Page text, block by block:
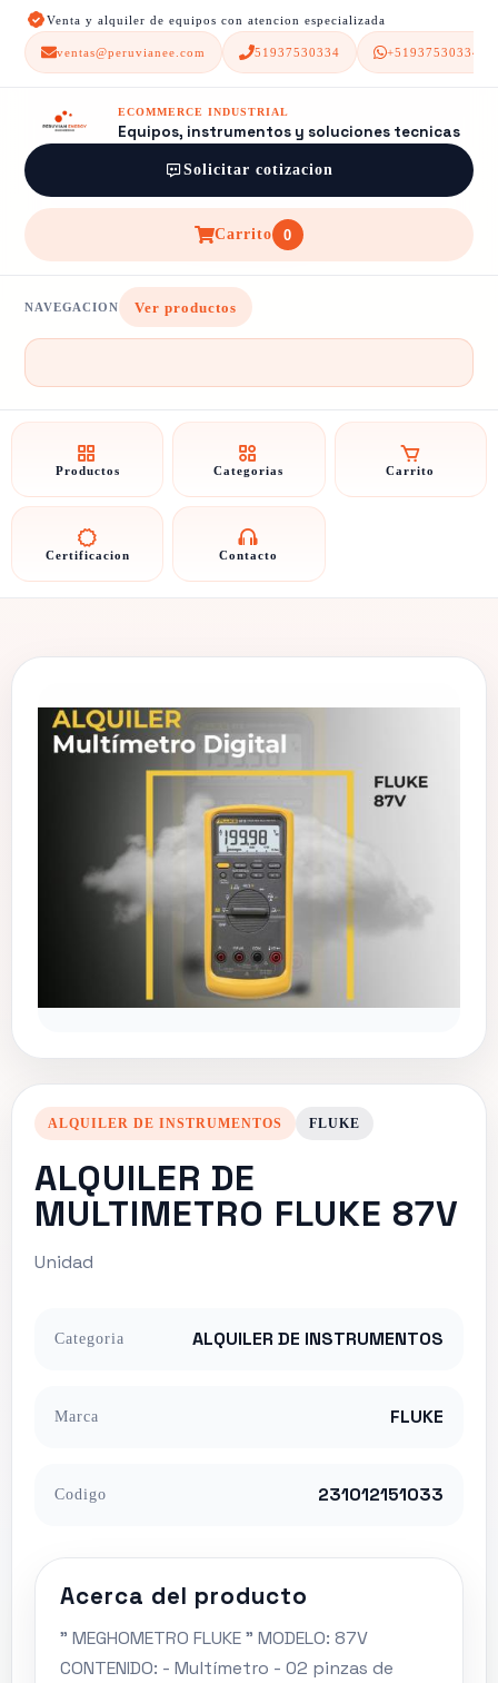
Venta y alquiler de equipos con atencion especializada
ventas@peruvianee.com 51937530334 +51937530334
ECOMMERCE INDUSTRIAL
Equipos, instrumentos y soluciones tecnicas
Solicitar cotizacion
Carrito 0
NAVEGACION Ver productos
Productos Categorias Carrito
Certificacion Contacto
ALQUILER DE INSTRUMENTOS FLUKE
ALQUILER DE
MULTIMETRO FLUKE 87V
Unidad
Categoria ALQUILER DE INSTRUMENTOS
Marca FLUKE
Codigo 231012151033
Acerca del producto
" MEGHOMETRO FLUKE " MODELO: 87V
CONTENIDO: - Multímetro - 02 pinzas de